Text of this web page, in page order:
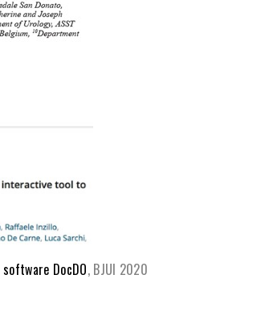
DocDO, BJUI 2020